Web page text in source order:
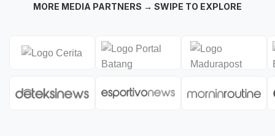
MORE MEDIA PARTNERS → SWIPE TO EXPLORE